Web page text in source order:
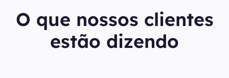
O que nossos clientes
estão dizendo